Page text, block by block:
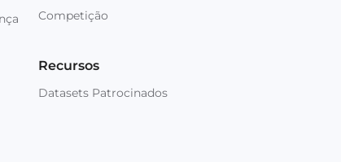
Competição
Recursos
Datasets Patrocinados